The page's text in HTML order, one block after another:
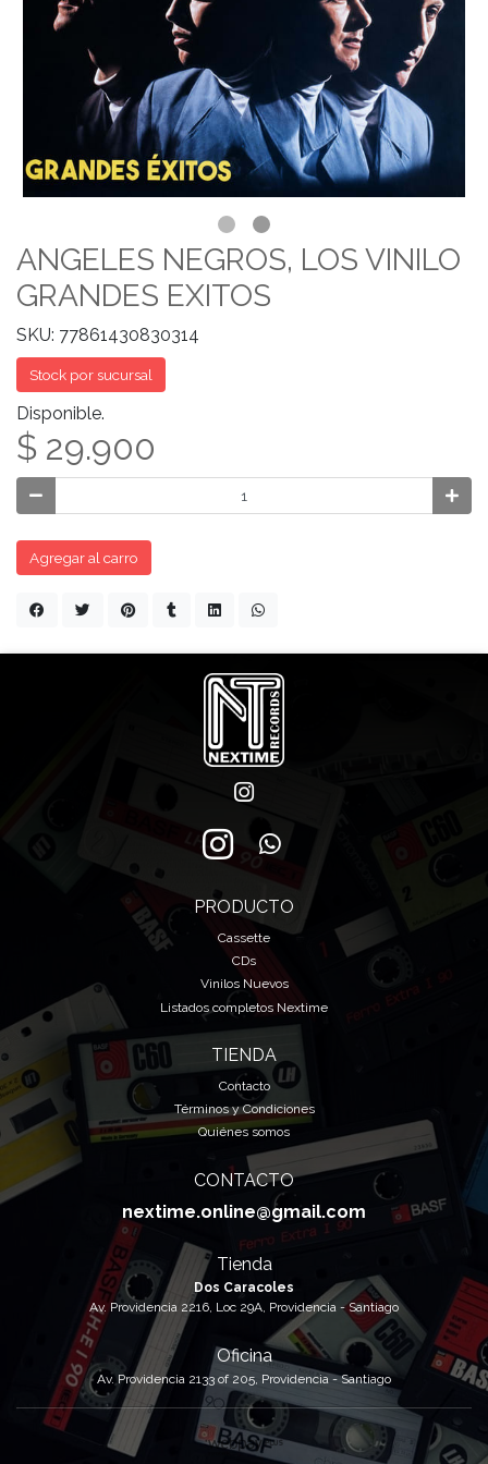
ANGELES NEGROS, LOS VINILO
GRANDES EXITOS
SKU: 77861430830314
Stock por sucursal
Disponible.
$ 29.900
Agregar al carro
PRODUCTO
Cassette
CDs
Vinilos Nuevos
Listados completos Nextime
TIENDA
Contacto
Términos y Condiciones
Quiénes somos
CONTACTO
nextime.online@gmail.com
Tienda
Dos Caracoles
Av. Providencia 2216, Loc 29A, Providencia - Santiago
Oficina
Av. Providencia 2133 of 205, Providencia - Santiago